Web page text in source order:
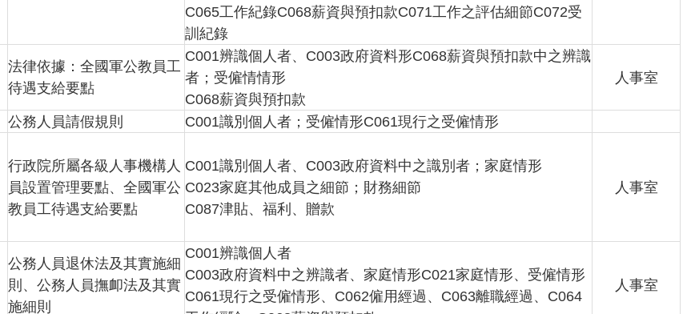
C065工作紀錄C068薪資與預扣款C071工作之評估細節C072受
訓紀錄
法律依據：全國軍公教員工
待遇支給要點
C001辨識個人者、C003政府資料形C068薪資與預扣款中之辨識
者；受僱情情形
C068薪資與預扣款
人事室
公務人員請假規則 C001識別個人者；受僱情形C061現行之受僱情形
行政院所屬各級人事機構人
員設置管理要點、全國軍公
教員工待遇支給要點
C001識別個人者、C003政府資料中之識別者；家庭情形
C023家庭其他成員之細節；財務細節
C087津貼、福利、贈款
人事室
公務人員退休法及其實施細
則、公務人員撫卹法及其實
施細則
C001辨識個人者
C003政府資料中之辨識者、家庭情形C021家庭情形、受僱情形
C061現行之受僱情形、C062僱用經過、C063離職經過、C064
人事室